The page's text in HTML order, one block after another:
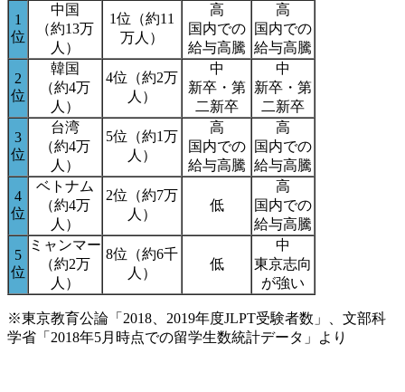
1
位
中国
（約13万
人）
1位（約11
万人）
高
国内での
給与高騰
高
国内での
給与高騰
2
位
韓国
（約4万
人）
4位（約2万
人）
中
新卒・第
二新卒
中
新卒・第
二新卒
3
位
台湾
（約4万
人）
5位（約1万
人）
高
国内での
給与高騰
高
国内での
給与高騰
4
位
ベトナム
（約4万
人）
2位（約7万
人）
低
高
国内での
給与高騰
5
位
ミャンマー
（約2万
人）
8位（約6千
人）
低
中
東京志向
が強い
※東京教育公論「2018、2019年度JLPT受験者数」、 文部科
学省「2018年5月時点での留学生数統計データ」より